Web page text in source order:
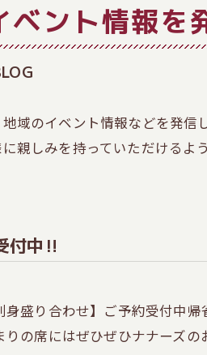
ント情報を
域のイベント情報などを発信
親しみを持っていただけるよ
付中‼️
身盛り合わせ】ご予約受付中
りの席にはぜひぜひナナーズ